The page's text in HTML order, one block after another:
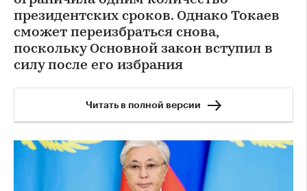
президентских сроков. Однако Токаев
сможет переизбраться снова,
поскольку Основной закон вступил в
силу после его избрания
Читать в полной версии